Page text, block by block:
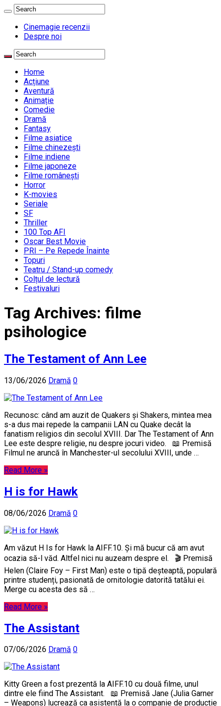
Cinemagie recenzii
Despre noi
Home
Acțiune
Aventură
Animație
Comedie
Dramă
Fantasy
Filme asiatice
Filme chinezești
Filme indiene
Filme japoneze
Filme românești
Horror
K-movies
Seriale
SF
Thriller
100 Top AFI
Oscar Best Movie
PRI – Pe Repede Înainte
Topuri
Teatru / Stand-up comedy
Colțul de lectură
Festivaluri
Tag Archives: filme
psihologice
The Testament of Ann Lee
13/06/2026 Dramă 0
Recunosc: când am auzit de Quakers și Shakers, mintea mea
s-a dus mai repede la campanii LAN cu Quake decât la
fanatism religios din secolul XVIII. Dar The Testament of Ann
Lee este despre religie, nu despre jocuri video. 📖 Premisă
Filmul ne aruncă în Manchester-ul secolului XVIII, unde …
Read More »
H is for Hawk
08/06/2026 Dramă 0
Am văzut H Is for Hawk la AIFF.10. Și mă bucur că am avut
ocazia să-l văd. Altfel nici nu auzeam despre el. 🎬 Premisă
Helen (Claire Foy – First Man) este o tipă deșteaptă, populară
printre studenți, pasionată de ornitologie datorită tatălui ei.
Merge cu acesta des să …
Read More »
The Assistant
07/06/2026 Dramă 0
Kitty Green a fost prezentă la AIFF.10 cu două filme, unul
dintre ele fiind The Assistant. 📖 Premisă Jane (Julia Garner
– Weapons) lucrează ca asistentă la o companie de producție